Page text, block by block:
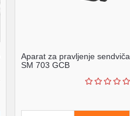
Aparat za pravljenje sendviča
SM 703 GCB